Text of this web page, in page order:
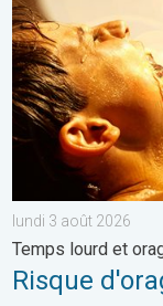
lundi 3 août 2026
Temps lourd et
Risque